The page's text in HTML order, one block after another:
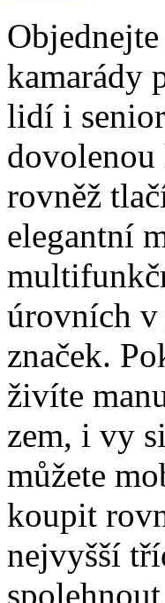
kamarády
lidí i
rovněž
elegantní
úrovních v
značek.
živíte
zem, i vy
můžete
koupit
nejvyšší